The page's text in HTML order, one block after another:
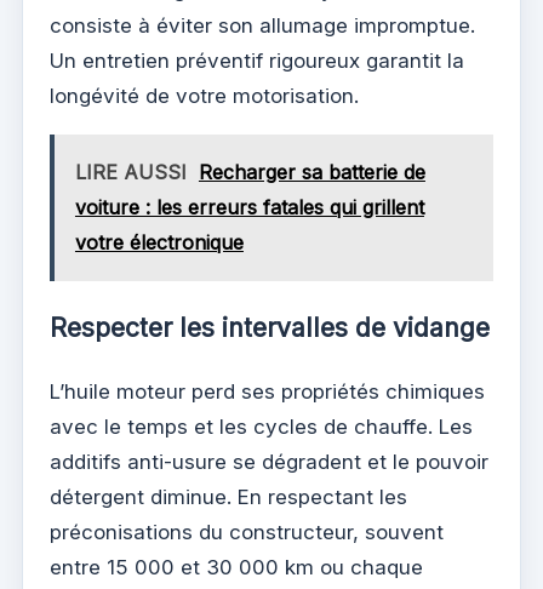
consiste à éviter son allumage impromptue.
Un entretien préventif rigoureux garantit la
longévité de votre motorisation.
LIRE AUSSI Recharger sa batterie de
voiture : les erreurs fatales qui grillent
votre électronique
Respecter les intervalles de vidange
L’huile moteur perd ses propriétés chimiques
avec le temps et les cycles de chauffe. Les
additifs anti-usure se dégradent et le pouvoir
détergent diminue. En respectant les
préconisations du constructeur, souvent
entre 15 000 et 30 000 km ou chaque